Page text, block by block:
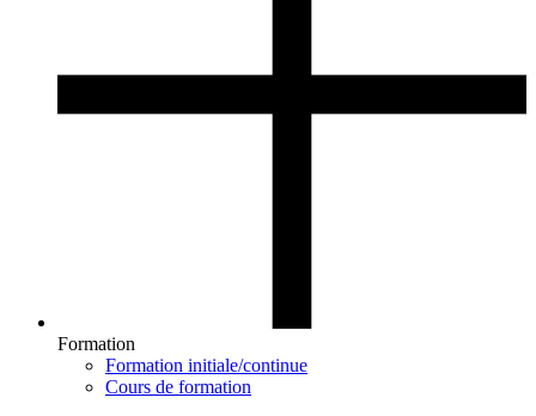
Formation
Formation initiale/continue
Cours de formation